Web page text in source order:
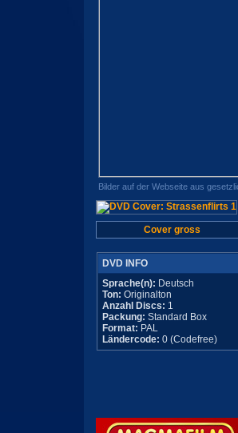
Bilder auf der Webseite aus
Cover gross
DVD INFO
Sprache(n): Deutsch
Ton: Originalton
Anzahl Discs: 1
Packung: Standard Box
Format: PAL
Ländercode: 0 (Codefree)